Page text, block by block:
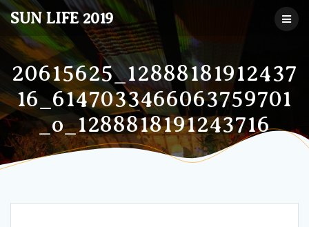
ン
ン
ツ
へ
ス
キ
ッ
プ
SUN LIFE 2019
20615625_12888181912437
16_6147033466063759701
_o_1288818191243716